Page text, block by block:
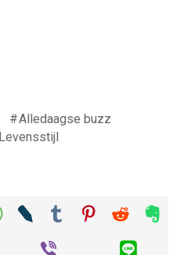
Alledaagse buzz
Levensstijl